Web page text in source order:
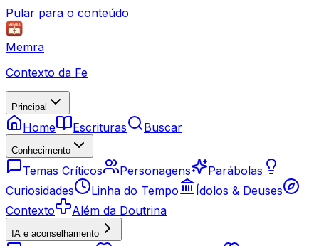
Pular para o conteúdo
Memra
Contexto da Fe
Principal
Home Escrituras Buscar
Conhecimento
Temas Críticos Personagens
Parábolas
Curiosidades
Linha do Tempo
Ídolos & Deuses
Contexto
Além da Doutrina
IA e aconselhamento